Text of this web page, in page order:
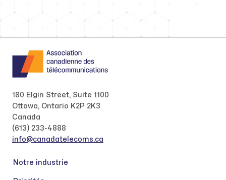
180 Elgin Street, Suite 1100
Ottawa, Ontario K2P 2K3
Canada
(613) 233-4888
info@canadatelecoms.ca
Notre industrie